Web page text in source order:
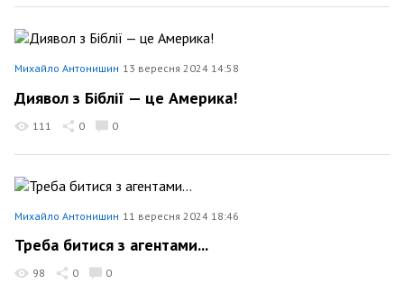
Михайло Антонишин 13 вересня 2024 14:58
Диявол з Біблії — це Америка!
111 0 0
Михайло Антонишин 11 вересня 2024 18:46
Треба битися з агентами...
98 0 0